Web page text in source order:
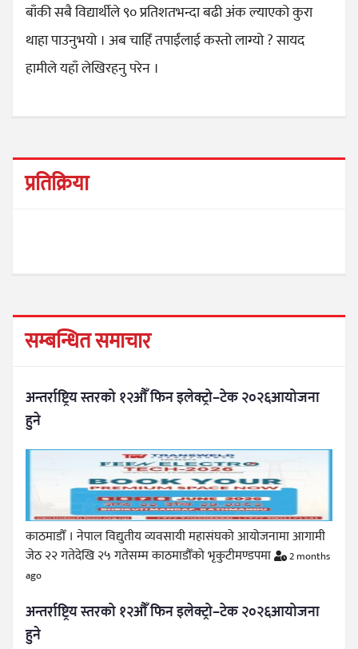
बाँकी सबै विद्यार्थीले ९० प्रतिशतभन्दा बढी अंक ल्याएको कुरा
थाहा पाउनुभयो । अब चाहिँ तपाईंलाई कस्तो लाग्यो ? सायद
हामीले यहाँ लेखिरहनु परेन ।
प्रतिक्रिया
सम्बन्धित समाचार
अन्तर्राष्ट्रिय स्तरको १२औँ फिन इलेक्ट्रो–टेक २०२६आयोजना
हुने
काठमाडौँ । नेपाल विद्युतीय व्यवसायी महासंघको आयोजनामा आगामी
जेठ २२ गतेदेखि २५ गतेसम्म काठमाडौँको भृकुटीमण्डपमा
2 months
ago
अन्तर्राष्ट्रिय स्तरको १२औँ फिन इलेक्ट्रो–टेक २०२६आयोजना
हुने